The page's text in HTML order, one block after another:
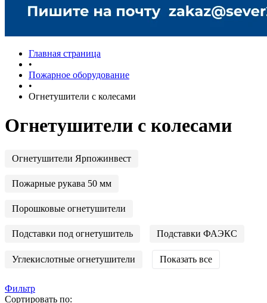
Главная страница
•
Пожарное оборудование
•
Огнетушители с колесами
Огнетушители с колесами
Огнетушители Ярпожинвест
Пожарные рукава 50 мм
Порошковые огнетушители
Подставки под огнетушитель Подставки ФАЭКС
Углекислотные огнетушители Показать все
Фильтр
Сортировать по: